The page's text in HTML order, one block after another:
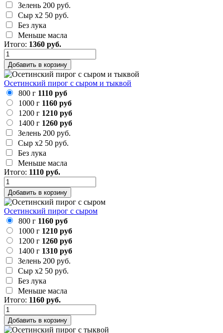
Зелень 200 руб.
Сыр х2 50 руб.
Без лука
Меньше масла
Итого: 1360 руб.
Добавить в корзину
Осетинский пирог с сыром и тыквой
800 г 1110 руб
1000 г 1160 руб
1200 г 1210 руб
1400 г 1260 руб
Зелень 200 руб.
Сыр х2 50 руб.
Без лука
Меньше масла
Итого: 1110 руб.
Добавить в корзину
Осетинский пирог с сыром
800 г 1160 руб
1000 г 1210 руб
1200 г 1260 руб
1400 г 1310 руб
Зелень 200 руб.
Сыр х2 50 руб.
Без лука
Меньше масла
Итого: 1160 руб.
Добавить в корзину